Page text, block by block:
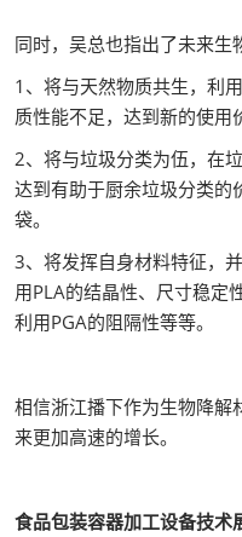
同时，吴总也指出了未来生
1、将与天然物质共生，利
质性能不足，达到新的使用
2、将与垃圾分类为伍，在
达到有助于厨余垃圾分类的
袋。
3、将发挥自身材料特征，
用PLA的结晶性、尺寸稳定
利用PGA的阻隔性等等。
相信浙江播下作为生物降解
来更加高速的增长。
食品包装容器加工设备技术